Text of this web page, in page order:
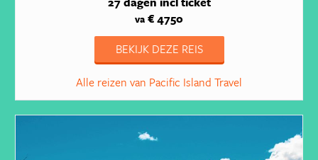
va € 4750
BEKIJK DEZE REIS
Alle reizen van Pacific Island Travel